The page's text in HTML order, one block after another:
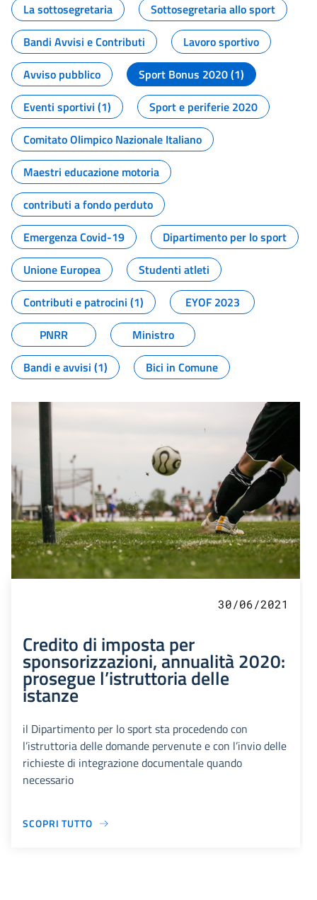
La sottosegretaria
Sottosegretaria allo sport
Bandi Avvisi e Contributi
Lavoro sportivo
Avviso pubblico
Sport Bonus 2020 (1)
Eventi sportivi (1)
Sport e periferie 2020
Comitato Olimpico Nazionale Italiano
Maestri educazione motoria
contributi a fondo perduto
Emergenza Covid-19
Dipartimento per lo sport
Unione Europea
Studenti atleti
Contributi e patrocini (1)
EYOF 2023
PNRR
Ministro
Bandi e avvisi (1)
Bici in Comune
30/06/2021
Credito di imposta per
sponsorizzazioni, annualità 2020:
prosegue l’istruttoria delle
istanze
il Dipartimento per lo sport sta procedendo con
l’istruttoria delle domande pervenute e con l’invio delle
richieste di integrazione documentale quando
necessario
SCOPRI TUTTO